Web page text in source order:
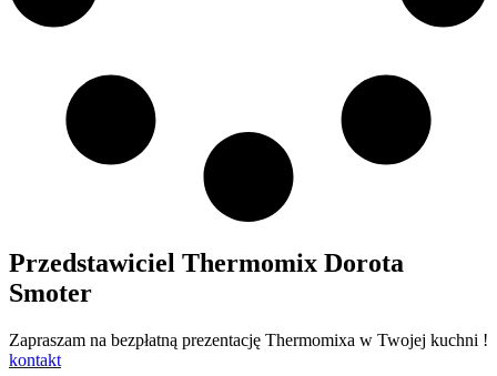
Przedstawiciel Thermomix Dorota
Smoter
Zapraszam na bezpłatną prezentację Thermomixa w Twojej kuchni !
kontakt